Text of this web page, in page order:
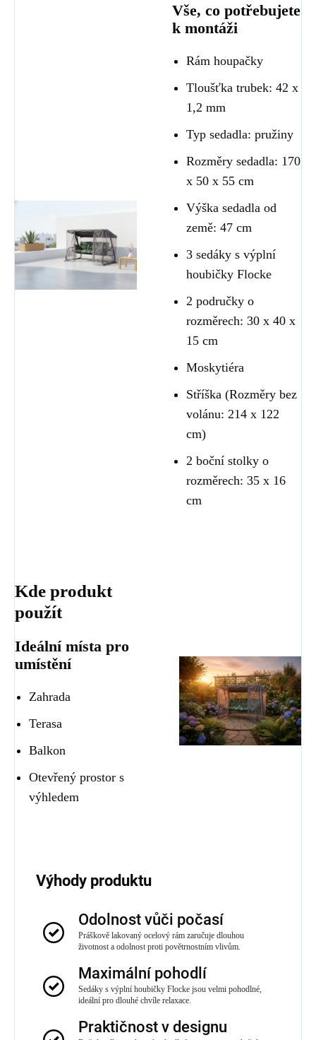
Vše, co potřebujete
k montáži
Rám houpačky
Tloušťka trubek: 42 x
1,2 mm
Typ sedadla: pružiny
Rozměry sedadla: 170
x 50 x 55 cm
Výška sedadla od
země: 47 cm
3 sedáky s výplní
houbičky Flocke
2 područky o
rozměrech: 30 x 40 x
15 cm
Moskytiéra
Stříška (Rozměry bez
volánu: 214 x 122
cm)
2 boční stolky o
rozměrech: 35 x 16
cm
Kde produkt
použít
Ideální místa pro
umístění
Zahrada
Terasa
Balkon
Otevřený prostor s
výhledem
Výhody produktu
Odolnost vůči počasí
Práškově lakovaný ocelový rám zaručuje dlouhou
životnost a odolnost proti povětrnostním vlivům.
Maximální pohodlí
Sedáky s výplní houbičky Flocke jsou velmi pohodlné,
ideální pro dlouhé chvíle relaxace.
Praktičnost v designu